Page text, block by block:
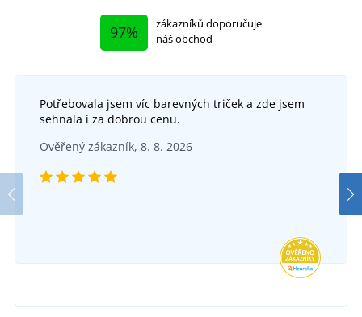
97%
zákazníků doporučuje
náš obchod
Potřebovala jsem víc barevných triček a zde jsem
sehnala i za dobrou cenu.
Ověřený zákazník, 8. 8. 2026